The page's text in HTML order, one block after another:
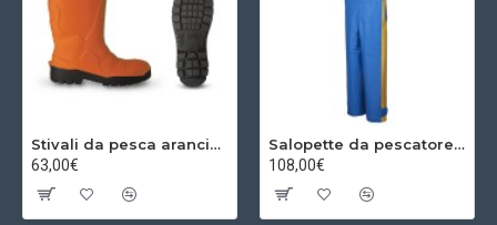
Stivali da pesca arancioni
63,00€
Salopette da pescatore giallo/blu
108,00€